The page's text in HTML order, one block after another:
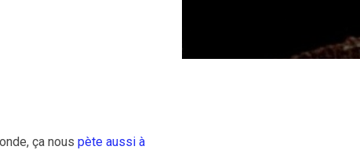
ça nous pète aussi à